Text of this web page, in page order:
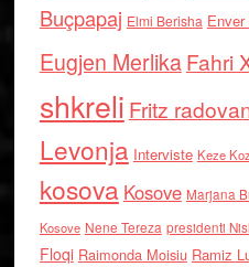
Buçpapaj Elmi Berisha
Eugjen MerlikaFahri
shkreli Fritz
Levonja Interviste Keze
kosova Kosove Marjana
Kosove Nene Tereza presidenti
Floqi Raimonda Moisiu Ramiz